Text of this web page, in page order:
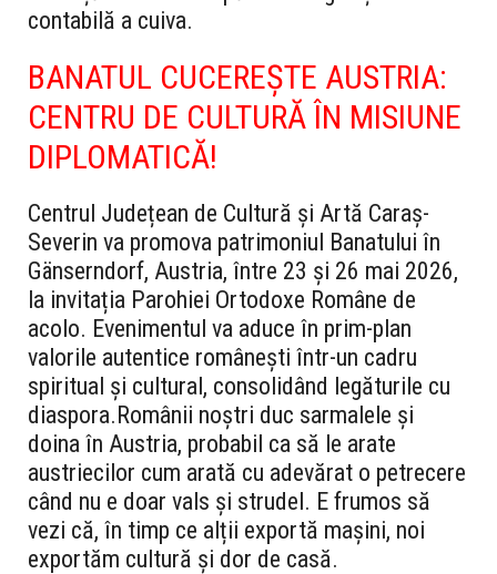
contabilă a cuiva.
BANATUL CUCEREȘTE AUSTRIA:
CENTRU DE CULTURĂ ÎN MISIUNE
DIPLOMATICĂ!
Centrul Județean de Cultură și Artă Caraș-
Severin va promova patrimoniul Banatului în
Gänserndorf, Austria, între 23 și 26 mai 2026,
la invitația Parohiei Ortodoxe Române de
acolo. Evenimentul va aduce în prim-plan
valorile autentice românești într-un cadru
spiritual și cultural, consolidând legăturile cu
diaspora.Românii noștri duc sarmalele și
doina în Austria, probabil ca să le arate
austriecilor cum arată cu adevărat o petrecere
când nu e doar vals și strudel. E frumos să
vezi că, în timp ce alții exportă mașini, noi
exportăm cultură și dor de casă.